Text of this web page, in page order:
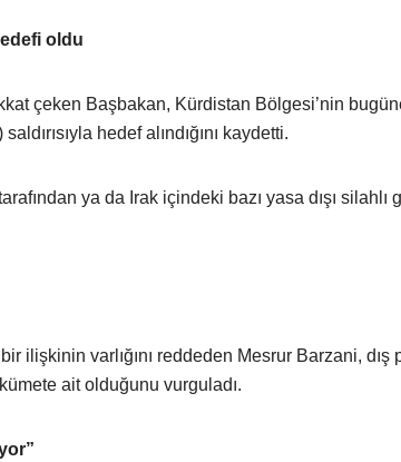
oldu
çeken Başbakan, Kürdistan Bölgesi’nin
hedef alındığını kaydetti.
ya da Irak içindeki bazı yasa dışı silahlı
ilişkinin varlığını reddeden Mesrur Barzani, dış
ait olduğunu vurguladı.